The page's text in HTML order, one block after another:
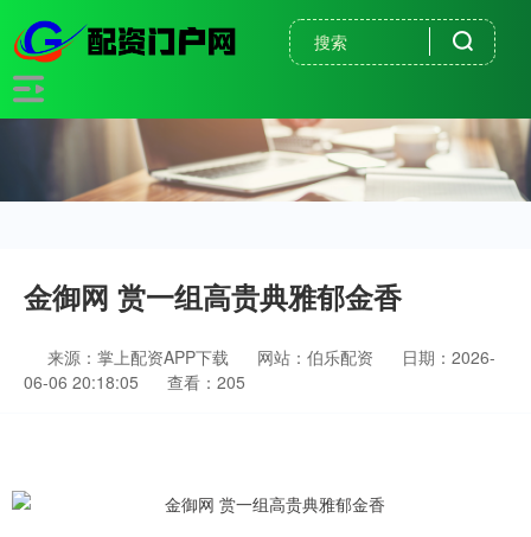
金御网 赏一组高贵典雅郁金香
来源：掌上配资APP下载 网站：伯乐配资
日期：2026-
06-06 20:18:05
查看：205